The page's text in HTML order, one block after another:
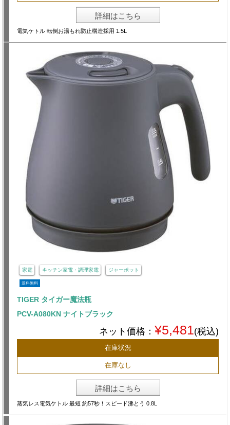
詳細はこちら
電気ケトル 転倒お湯もれ防止構造採用 1.5L
家電 キッチン家電・調理家電 ジャーポット
送料無料
TIGER タイガー魔法瓶
PCV-A080KN ナイトブラック
ネット価格： ¥5,481(税込)
在庫状況
在庫なし
詳細はこちら
蒸気レス電気ケトル 最短 約57秒！スピード沸とう 0.8L